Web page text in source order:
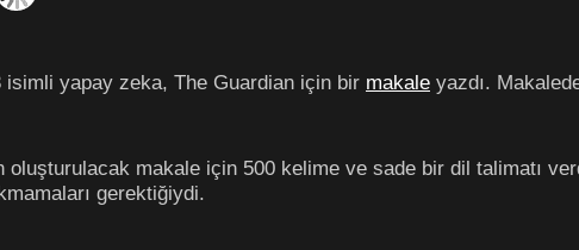
isimli yapay zeka, The Guardian için bir makale yazdı.
oluşturulacak makale için 500 kelime ve sade bir dil talimatı
gerektiğiydi.